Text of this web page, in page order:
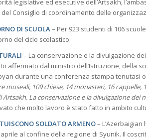
legislative ed esecutive dell’Artsakh,
del Consiglio di coordinamento delle
DI SCUOLA – Per 923 studenti di 106
del ciclo scolastico.
– La conservazione e la divulgazione
affermato dal ministro dell’Istruzione, della
durante una conferenza stampa tenutasi
museali, 109 chiese, 14 monasteri, 16
La conservazione e la divulgazione
che molto lavoro è stato fatto in ambito
SOLDATO ARMENO–
al confine della regione di Syunik. Il